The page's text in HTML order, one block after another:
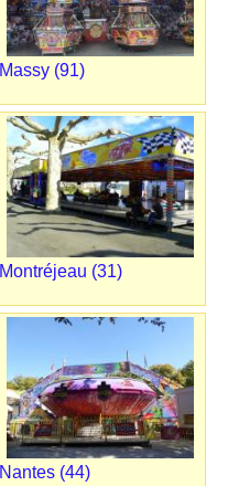
Massy (91)
Montréjeau (31)
Nantes (44)